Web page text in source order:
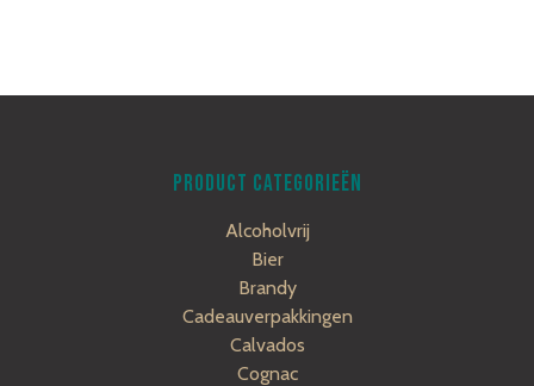
PRODUCT CATEGORIEËN
Alcoholvrij
Bier
Brandy
Cadeauverpakkingen
Calvados
Cognac